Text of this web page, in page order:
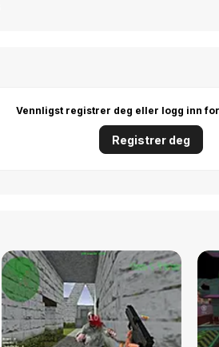
Vennligst registrer deg eller logg inn
Registrer deg